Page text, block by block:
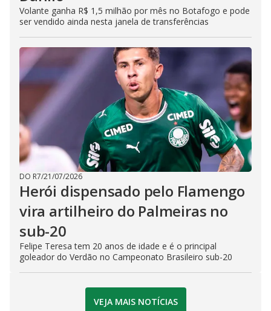
Volante ganha R$ 1,5 milhão por mês no Botafogo e pode
ser vendido ainda nesta janela de transferências
DO R7/21/07/2026
Herói dispensado pelo Flamengo
vira artilheiro do Palmeiras no
sub-20
Felipe Teresa tem 20 anos de idade e é o principal
goleador do Verdão no Campeonato Brasileiro sub-20
VEJA MAIS NOTÍCIAS